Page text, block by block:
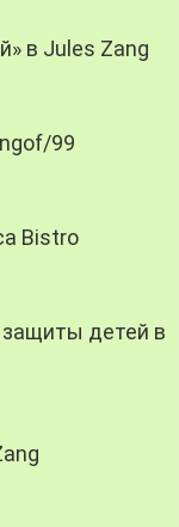
в Jules Zang
99
Bistro
детей в